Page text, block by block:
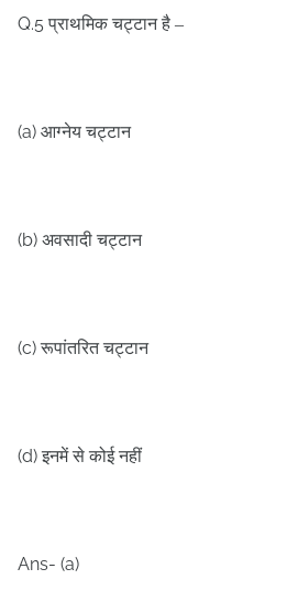
Q.5प्राथमिक चट्टान है –
(a) आग्नेय चट्टान
(b) अवसादी चट्टान
(c)रूपांतरित चट्टान
(d)इनमें से कोई नहीं
Ans- (a)